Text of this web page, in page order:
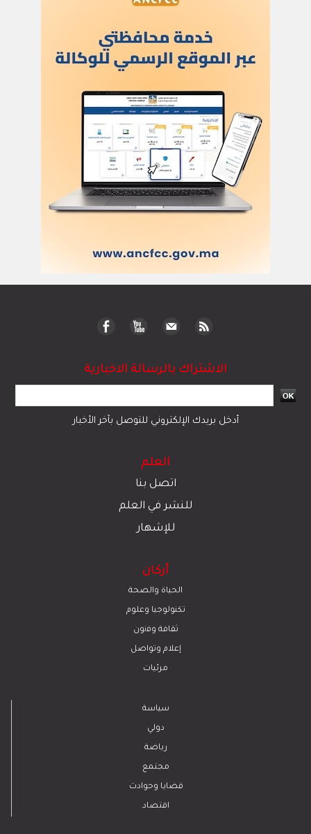
الاشتراك بالرسالة الاخبارية
أدخل بريدك الإلكتروني للتوصل بآخر الأخبار
العلم
اتصل بنا
للنشر في العلم
للإشهار
أركان
الحياة والصحة
تكنولوجيا وعلوم
ﺛﻘﺎﻓﺔ وﻓﻧون
إعلام وتواصل
مرئيات
سياسة
دولي
رياضة
مجتمع
قضايا وحوادث
اقتصاد